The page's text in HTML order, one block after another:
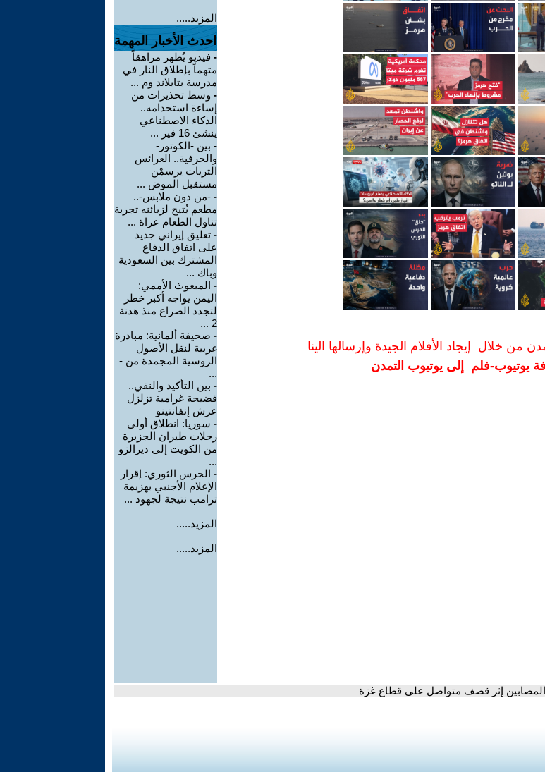
من خلال إيجاد الأفلام الجيدة وإرسالها الينا
يوتيوب-فلم إلى يوتيوب التمدن
المزيد.....
احدث الأخبار المهمة
- فيديو يُظهر مراهقاً
متهماً بإطلاق النار في
مدرسة بتايلاند وم ...
- وسط تحذيرات من
إساءة استخدامه..
الذكاء الاصطناعي
ينشئ 16 فير ...
- بين -الكوتور-
والحرفية.. العرائس
الثريات يرسمْن
مستقبل الموض ...
- -من دون ملابس-..
مطعم يُتيح لزبائنه تجربة
تناول الطعام عراة ...
- تعليق إيراني جديد
على اتفاق الدفاع
المشترك بين السعودية
وباك ...
- المبعوث الأممي:
اليمن يواجه أكبر خطر
لتجدد الصراع منذ هدنة
2 ...
- صحيفة ألمانية: مبادرة
غربية لنقل الأصول
الروسية المجمدة من -
...
- بين التأكيد والنفي..
فضيحة غرامية تزلزل
عرش إنفانتينو
- سوريا: انطلاق أولى
رحلات طيران الجزيرة
من الكويت إلى ديرالزو
...
- الحرس الثوري: إقرار
الإعلام الأجنبي بهزيمة
ترامب نتيجة لجهود ...
المزيد.....
المزيد.....
إثر قصف متواصل على قطاع غزة